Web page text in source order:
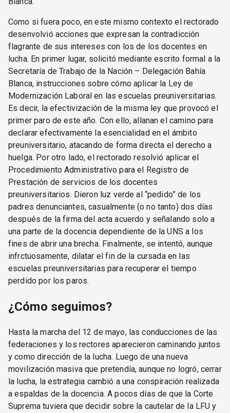
Como si fuera poco, en este mismo contexto el rectorado
desenvolvió acciones que expresan la contradicción
flagrante de sus intereses con los de los docentes en
lucha. En primer lugar, solicitó mediante escrito formal a la
Secretaría de Trabajo de la Nación – Delegación Bahía
Blanca, instrucciones sobre cómo aplicar la Ley de
Modernización Laboral en las escuelas preuniversitarias.
Es decir, la efectivización de la misma ley que provocó el
primer paro de este año. Con ello, allanan el camino para
declarar efectivamente la esencialidad en el ámbito
preuniversitario, atacando de forma directa el derecho a
huelga. Por otro lado, el rectorado resolvió aplicar el
Procedimiento Administrativo para el Registro de
Prestación de servicios de los docentes
preuniversitarios. Dieron luz verde al “pedido” de los
padres denunciantes, casualmente (o no tanto) dos días
después de la firma del acta acuerdo y señalando solo a
una parte de la docencia dependiente de la UNS a los
fines de abrir una brecha. Finalmente, se intentó, aunque
infrctuosamente, dilatar el fin de la cursada en las
escuelas preuniversitarias para recuperar el tiempo
perdido por los paros.
¿Cómo seguimos?
Hasta la marcha del 12 de mayo, las conducciones de las
federaciones y los rectores aparecieron caminando juntos
y como dirección de la lucha. Luego de una nueva
movilización masiva que pretendía, aunque no logró, cerrar
la lucha, la estrategia cambió a una conspiración realizada
a espaldas de la docencia. A pocos días de que la Corte
Suprema tuviera que decidir sobre la cautelar de la LFU y